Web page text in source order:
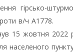
гірсько-
в/ч А1778.
15 жовтня 2022
населеного